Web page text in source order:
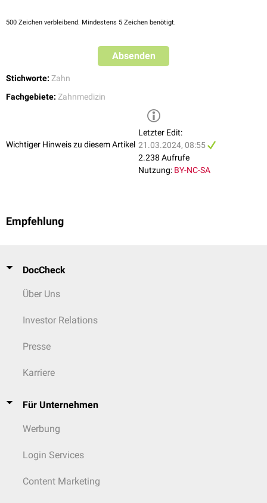
500 Zeichen verbleibend. Mindestens 5 Zeichen benötigt.
Absenden
Stichworte: Zahn
Fachgebiete: Zahnmedizin
Wichtiger Hinweis zu diesem Artikel
Letzter Edit:
21.03.2024, 08:55
2.238 Aufrufe
Nutzung: BY-NC-SA
Empfehlung
DocCheck
Über Uns
Investor Relations
Presse
Karriere
Für Unternehmen
Werbung
Login Services
Content Marketing